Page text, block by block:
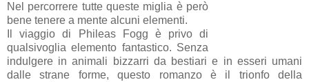
Nel percorrere tutte queste miglia è però
bene tenere a mente alcuni elementi.
Il viaggio di Phileas Fogg è privo di
qualsivoglia elemento fantastico. Senza
indulgere in animali bizzarri da bestiari e in esseri umani
dalle strane forme, questo romanzo è il trionfo della